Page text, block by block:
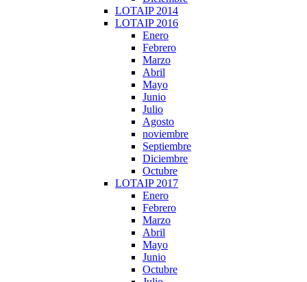
LOTAIP 2014
LOTAIP 2016
Enero
Febrero
Marzo
Abril
Mayo
Junio
Julio
Agosto
noviembre
Septiembre
Diciembre
Octubre
LOTAIP 2017
Enero
Febrero
Marzo
Abril
Mayo
Junio
Octubre